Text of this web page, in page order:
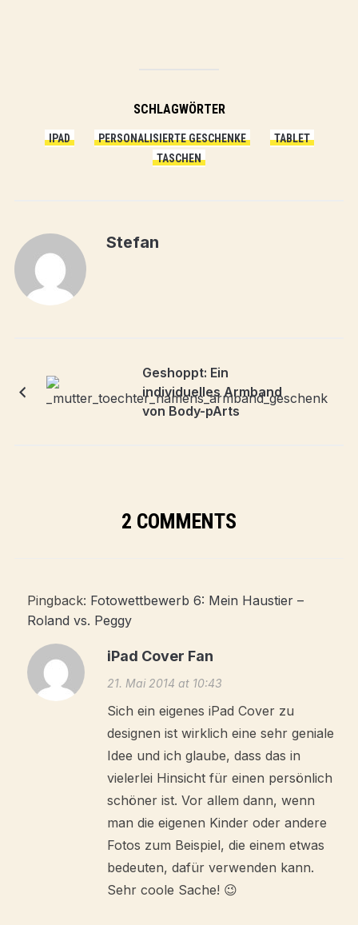
SCHLAGWÖRTER
IPAD PERSONALISIERTE GESCHENKE
TABLET
TASCHEN
Stefan
Geshoppt: Ein
individuelles Armband
von Body-pArts
2 COMMENTS
Pingback: Fotowettbewerb 6: Mein Haustier –
Roland vs. Peggy
iPad Cover Fan
21. Mai 2014 at 10:43
Sich ein eigenes iPad Cover zu
designen ist wirklich eine sehr geniale
Idee und ich glaube, dass das in
vielerlei Hinsicht für einen persönlich
schöner ist. Vor allem dann, wenn
man die eigenen Kinder oder andere
Fotos zum Beispiel, die einem etwas
bedeuten, dafür verwenden kann.
Sehr coole Sache! 😉